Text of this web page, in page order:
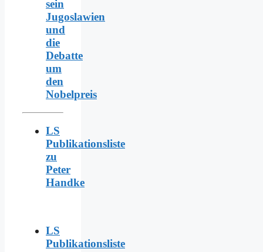
sein
Jugoslawien
und
die
Debatte
um
den
Nobelpreis
LS
Publikationsliste
zu
Peter
Handke
LS
Publikationsliste